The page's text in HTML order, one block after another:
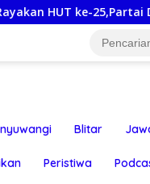
ke-25,Partai Demokrat
Blitar
Peristiwa